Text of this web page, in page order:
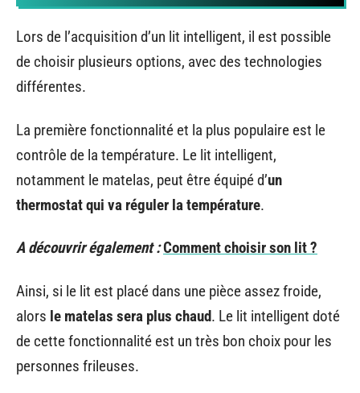
Lors de l’acquisition d’un lit intelligent, il est possible
de choisir plusieurs options, avec des technologies
différentes.
La première fonctionnalité et la plus populaire est le
contrôle de la température. Le lit intelligent,
notamment le matelas, peut être équipé d’un
thermostat qui va réguler la température.
A découvrir également :Comment choisir son lit ?
Ainsi, si le lit est placé dans une pièce assez froide,
alors le matelas sera plus chaud. Le lit intelligent doté
de cette fonctionnalité est un très bon choix pour les
personnes frileuses.